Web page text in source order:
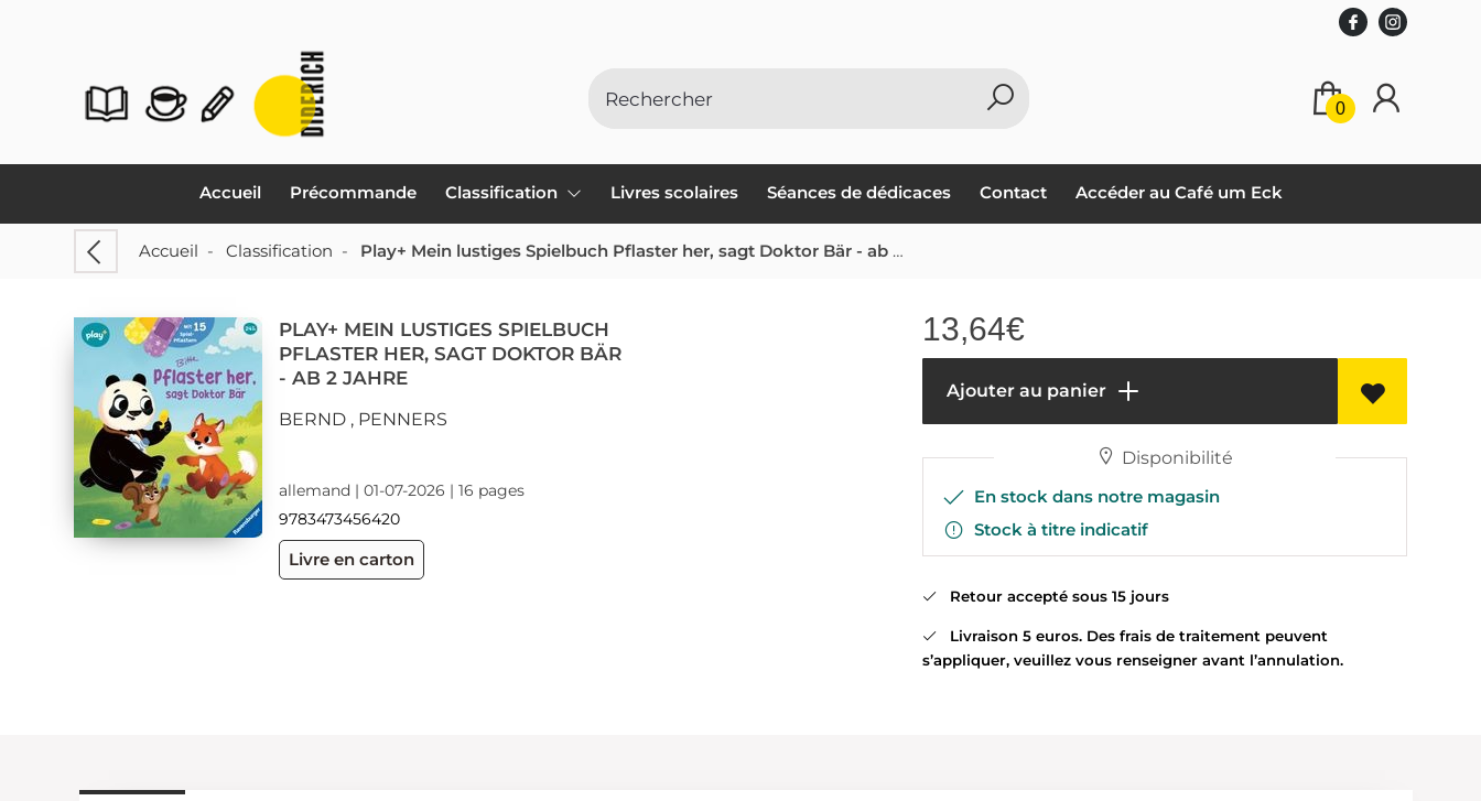
0
Accueil Précommande Classification Livres scolaires Séances de dédicaces Contact Accéder au Café um Eck
Accueil - Classification - Play+ Mein lustiges Spielbuch Pflaster her, sagt Doktor Bär - ab 2 Jahre
PLAY+ MEIN LUSTIGES SPIELBUCH
PFLASTER HER, SAGT DOKTOR BÄR
- AB 2 JAHRE
BERND , PENNERS
allemand | 01-07-2026 | 16 pages
9783473456420
Livre en carton
13,64€
Ajouter au panier
Disponibilité
En stock dans notre magasin
Stock à titre indicatif
Retour accepté sous 15 jours
Livraison 5 euros. Des frais de traitement peuvent
s’appliquer, veuillez vous renseigner avant l’annulation.